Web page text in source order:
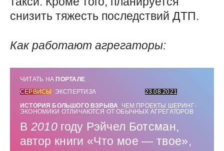
снизить тяжесть последствий ДТП.
Как работают агрегаторы:
ЧИТАТЬ НА ПОРТАЛЕ
СЕРВИСЫ
ЭКСПЕРТИЗА
23.08.2021
ИСТОРИЯ БОЛЬШОГО ВЗРЫВА
ЧЕМ ПРОЕКТЫ ШЕРИНГ-
ЭКОНОМИКИ ОТЛИЧАЮТСЯ ОТ ОБЫЧНЫХ АГРЕГАТОРОВ
В 2010 году Рэйчел Ботсман,
автор книги «Что мое — ​твое»,